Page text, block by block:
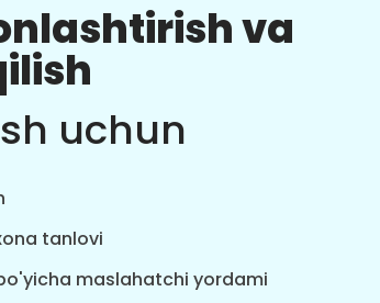
va
uchun
tanlovi
maslahatchi yordami